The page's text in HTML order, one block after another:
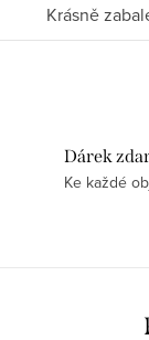
Krásně
Dárek
Ke každé